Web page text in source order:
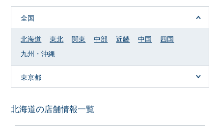
全国
北海道 東北 関東 中部 近畿 中国
四国
九州・沖縄
東京都
北海道の店舗情報一覧